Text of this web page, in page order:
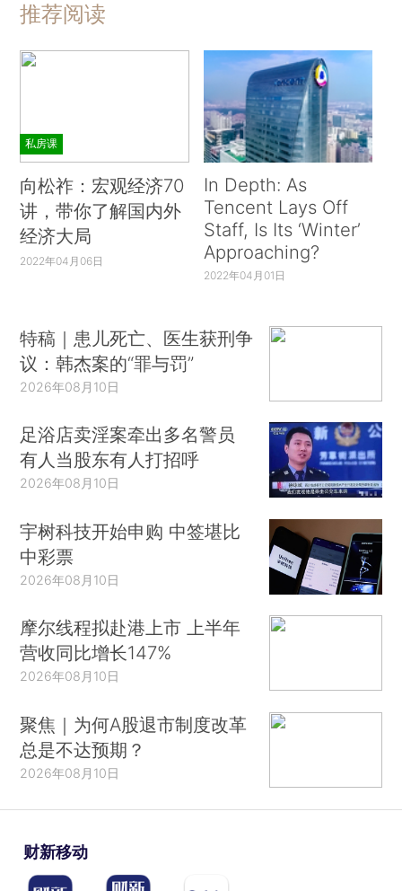
推荐阅读
私房课
向松祚：宏观经济70
讲，带你了解国内外
经济大局
2022年04月06日
In Depth: As
Tencent Lays Off
Staff, Is Its ‘Winter’
Approaching?
2022年04月01日
特稿｜患儿死亡、医生获刑争
议：韩杰案的“罪与罚”
2026年08月10日
足浴店卖淫案牵出多名警员
有人当股东有人打招呼
2026年08月10日
宇树科技开始申购 中签堪比
中彩票
2026年08月10日
摩尔线程拟赴港上市 上半年
营收同比增长147%
2026年08月10日
聚焦｜为何A股退市制度改革
总是不达预期？
2026年08月10日
财新移动